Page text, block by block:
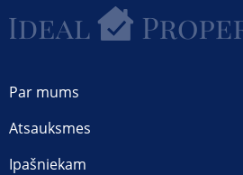
Par mums
Atsauksmes
Ipašniekam